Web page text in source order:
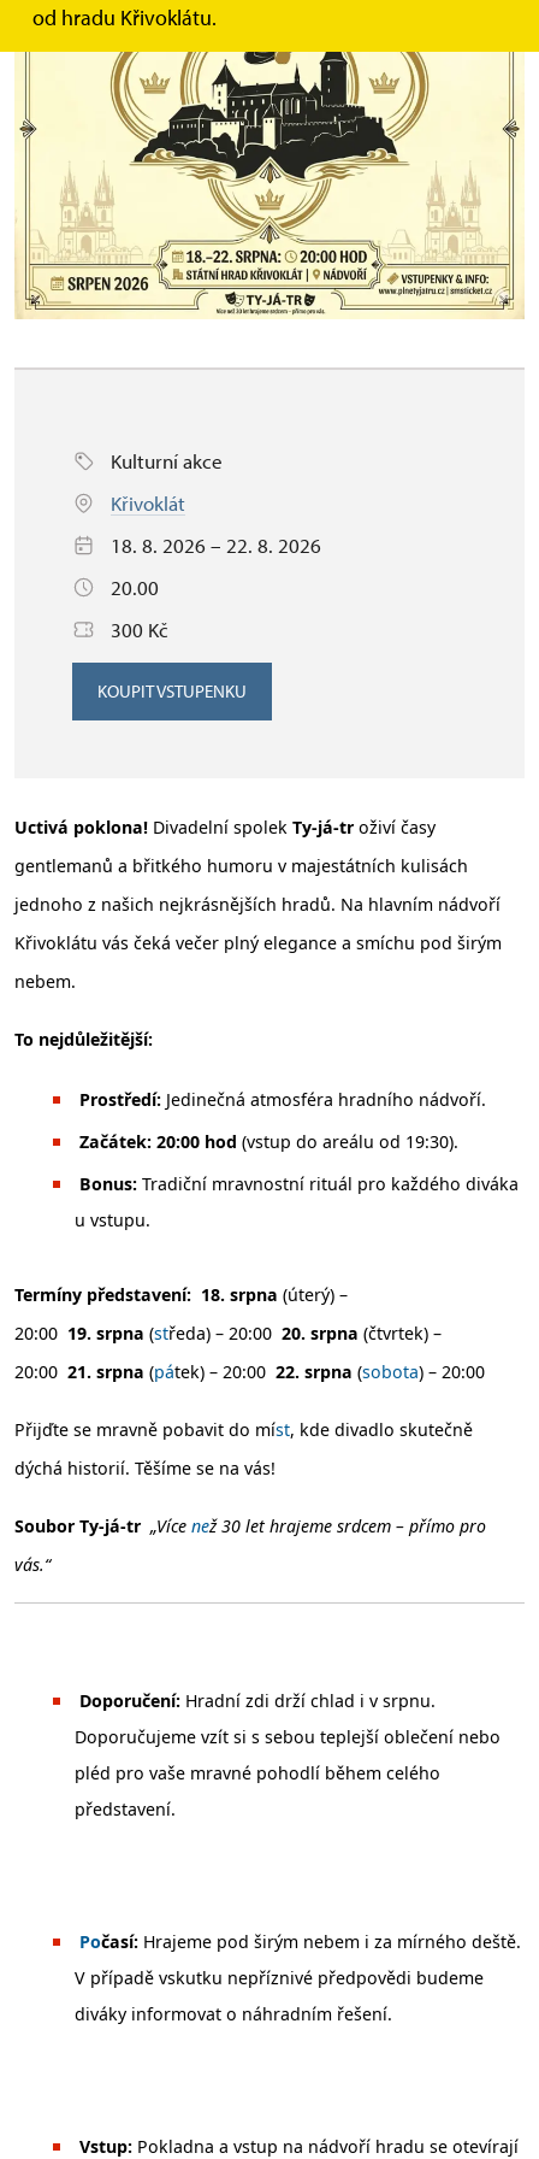
od hradu Křivoklátu.
Kulturní akce
Křivoklát
18. 8. 2026 – 22. 8. 2026
20.00
300 Kč
KOUPIT VSTUPENKU
Uctivá poklona! Divadelní spolek Ty-já-tr oživí časy
gentlemanů a břitkého humoru v majestátních kulisách
jednoho z našich nejkrásnějších hradů. Na hlavním nádvoří
Křivoklátu vás čeká večer plný elegance a smíchu pod širým
nebem.
To nejdůležitější:
Prostředí: Jedinečná atmosféra hradního nádvoří.
Začátek: 20:00 hod (vstup do areálu od 19:30).
Bonus: Tradiční mravnostní rituál pro každého diváka
u vstupu.
Termíny představení: 18. srpna (úterý) –
20:00 19. srpna (středa) – 20:00 20. srpna (čtvrtek) –
20:00 21. srpna (pátek) – 20:00 22. srpna (sobota) – 20:00
Přijďte se mravně pobavit do míst, kde divadlo skutečně
dýchá historií. Těšíme se na vás!
Soubor Ty-já-tr „Více než 30 let hrajeme srdcem – přímo pro
vás.“
Doporučení: Hradní zdi drží chlad i v srpnu.
Doporučujeme vzít si s sebou teplejší oblečení nebo
pléd pro vaše mravné pohodlí během celého
představení.
Počasí: Hrajeme pod širým nebem i za mírného deště.
V případě vskutku nepříznivé předpovědi budeme
diváky informovat o náhradním řešení.
Vstup: Pokladna a vstup na nádvoří hradu se otevírají